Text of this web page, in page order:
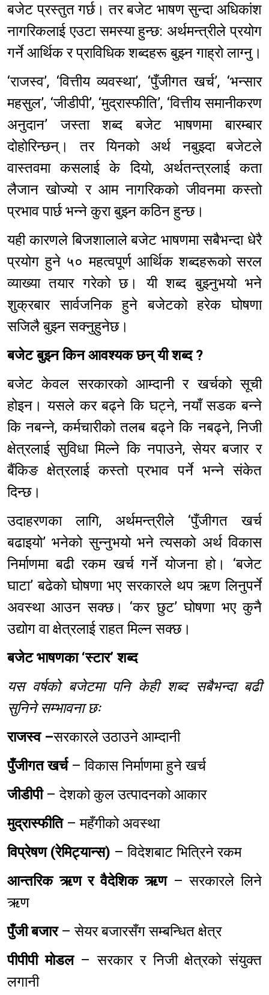
बजेट प्रस्तुत गर्छ। तर बजेट भाषण सुन्दा अधिकांश
नागरिकलाई एउटा समस्या हुन्छ: अर्थमन्त्रीले प्रयोग
गर्ने आर्थिक र प्राविधिक शब्दहरू बुझ्न गाह्रो लाग्नु।
‘राजस्व’, ‘वित्तीय व्यवस्था’, ‘पुँजीगत खर्च’, ‘भन्सार
महसुल’, ‘जीडीपी’, ‘मुद्रास्फीति’, ‘वित्तीय समानीकरण
अनुदान’ जस्ता शब्द बजेट भाषणमा बारम्बार
दोहोरिन्छन्। तर यिनको अर्थ नबुझ्दा बजेटले
वास्तवमा कसलाई के दियो, अर्थतन्त्रलाई कता
लैजान खोज्यो र आम नागरिकको जीवनमा कस्तो
प्रभाव पार्छ भन्ने कुरा बुझ्न कठिन हुन्छ।
यही कारणले बिजशालाले बजेट भाषणमा सबैभन्दा धेरै
प्रयोग हुने ५० महत्वपूर्ण आर्थिक शब्दहरूको सरल
व्याख्या तयार गरेको छ। यी शब्द बुझ्नुभयो भने
शुक्रबार सार्वजनिक हुने बजेटको हरेक घोषणा
सजिलै बुझ्न सक्नुहुनेछ।
बजेट बुझ्न किन आवश्यक छन् यी शब्द ?
बजेट केवल सरकारको आम्दानी र खर्चको सूची
होइन। यसले कर बढ्ने कि घट्ने, नयाँ सडक बन्ने
कि नबन्ने, कर्मचारीको तलब बढ्ने कि नबढ्ने, निजी
क्षेत्रलाई सुविधा मिल्ने कि नपाउने, सेयर बजार र
बैंकिङ क्षेत्रलाई कस्तो प्रभाव पर्ने भन्ने संकेत
दिन्छ।
उदाहरणका लागि, अर्थमन्त्रीले ‘पुँजीगत खर्च
बढाइयो’ भनेको सुन्नुभयो भने त्यसको अर्थ विकास
निर्माणमा बढी रकम खर्च गर्ने योजना हो। ‘बजेट
घाटा’ बढेको घोषणा भए सरकारले थप ऋण लिनुपर्ने
अवस्था आउन सक्छ। ‘कर छुट’ घोषणा भए कुनै
उद्योग वा क्षेत्रलाई राहत मिल्न सक्छ।
बजेट भाषणका ‘स्टार’ शब्द
यस वर्षको बजेटमा पनि केही शब्द सबैभन्दा बढी
सुनिने सम्भावना छः
राजस्व –सरकारले उठाउने आम्दानी
पुँजीगत खर्च– विकास निर्माणमा हुने खर्च
जीडीपी – देशको कुल उत्पादनको आकार
मुद्रास्फीति– महँगीको अवस्था
विप्रेषण (रेमिट्यान्स) – विदेशबाट भित्रिने रकम
आन्तरिक ऋण र वैदेशिक ऋण– सरकारले लिने
ऋण
पुँजी बजार– सेयर बजारसँग सम्बन्धित क्षेत्र
पीपीपी मोडल– सरकार र निजी क्षेत्रको संयुक्त
लगानी